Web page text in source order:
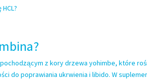
z kory drzewa yohimbe, które
do poprawiania ukrwienia i libido. W